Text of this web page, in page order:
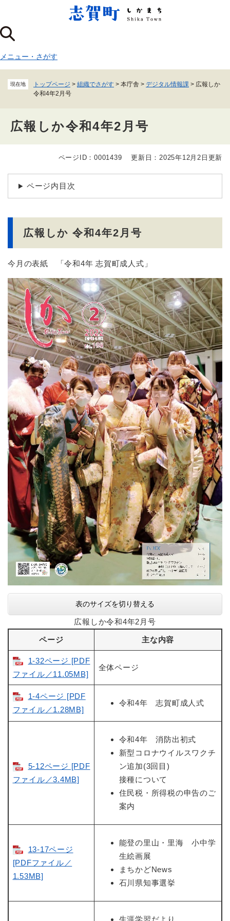
ジ
の
頭
で
メニューを飛ばして本文へ
メニュー ・ さがす
現在地 トップページ > 組織でさがす > 本庁舎 > デジタル情報課 > 広報しか
令和4年2月号
広報しか令和4年2月号
文
ページID：0001439 更新日：2025年12月2日更新
ページ内目次
広報しか 令和4年2月号
今月の表紙 「令和4年 志賀町成人式」
表のサイズを切り替える
広報しか令和4年2月号
ページ 主な内容
1-32ページ [PDF
ファイル／11.05MB]
全体ページ
1-4ページ [PDF
ファイル／1.28MB]
令和4年 志賀町成人式
5-12ページ [PDF
ファイル／3.4MB]
令和4年 消防出初式
新型コロナウイルスワクチ
ン追加(3回目)
接種について
住民税・所得税の申告のご
案内
13-17ページ
[PDFファイル／
1.53MB]
能登の里山・里海 小中学
生絵画展
まちかどNews
石川県知事選挙
生涯学習だより